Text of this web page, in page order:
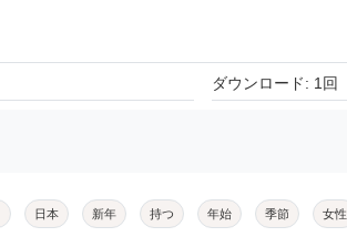
ダウンロード: 1回
日本 新年 持つ 年始 季節 女性